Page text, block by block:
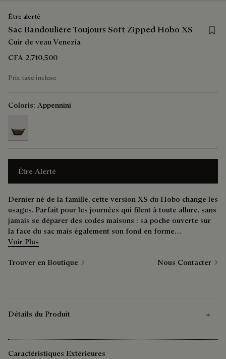
Être alerté
Sac Bandoulière Toujours Soft Zipped Hobo XS
Cuir de veau Venezia
CFA 2,710,500
Prix taxe incluse
Coloris: Appennini
Être Alerté
Dernier né de la famille, cette version XS du Hobo change les
usages. Parfait pour les journées qui filent à toute allure, sans
jamais se déparer des codes maisons : sa poche ouverte sur
la face du sac mais également son fond en forme
d’enveloppe, inspiré de la ligne Toujours.
Voir Plus
Trouver en Boutique Nous Contacter
Détails du Produit
Caractéristiques Extérieures